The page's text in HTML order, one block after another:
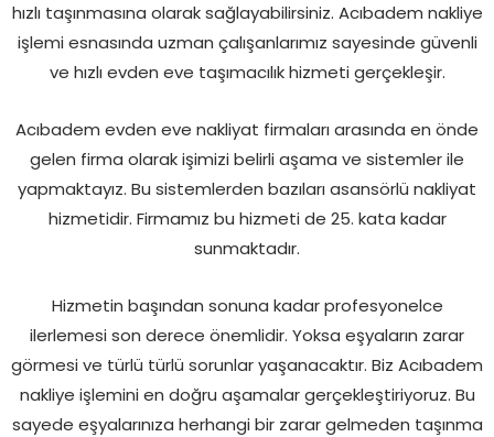
hızlı taşınmasına olarak sağlayabilirsiniz. Acıbadem nakliye
işlemi esnasında uzman çalışanlarımız sayesinde güvenli
ve hızlı evden eve taşımacılık hizmeti gerçekleşir.
Acıbadem evden eve nakliyat firmaları arasında en önde
gelen firma olarak işimizi belirli aşama ve sistemler ile
yapmaktayız. Bu sistemlerden bazıları asansörlü nakliyat
hizmetidir. Firmamız bu hizmeti de 25. kata kadar
sunmaktadır.
Hizmetin başından sonuna kadar profesyonelce
ilerlemesi son derece önemlidir. Yoksa eşyaların zarar
görmesi ve türlü türlü sorunlar yaşanacaktır. Biz Acıbadem
nakliye işlemini en doğru aşamalar gerçekleştiriyoruz. Bu
sayede eşyalarınıza herhangi bir zarar gelmeden taşınma